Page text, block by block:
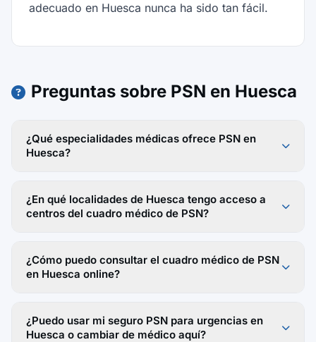
adecuado en Huesca nunca ha sido tan fácil.
Preguntas sobre PSN en Huesca
¿Qué especialidades médicas ofrece PSN en
Huesca?
¿En qué localidades de Huesca tengo acceso a
centros del cuadro médico de PSN?
¿Cómo puedo consultar el cuadro médico de PSN
en Huesca online?
¿Puedo usar mi seguro PSN para urgencias en
Huesca o cambiar de médico aquí?